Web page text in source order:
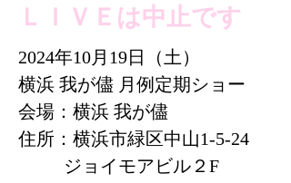
ＬＩＶＥは中止です
2024年10月19日（土）
横浜 我が儘 月例定期ショー
会場：横浜 我が儘
住所：横浜市緑区中山1-5-24
ジョイモアビル２F